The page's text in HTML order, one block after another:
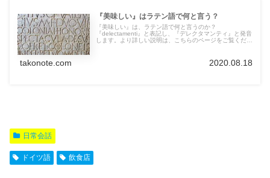
『美味しい』はラテン語で何と言う？
『美味しい』は、ラテン語で何と言うのか？
『delectamenti』と表記し、『デレクタマンティ』と発音
します。より詳しい説明は、こちらのページをご覧くださ
takonote.com 2020.08.18
日常会話
ドイツ語 飲食店